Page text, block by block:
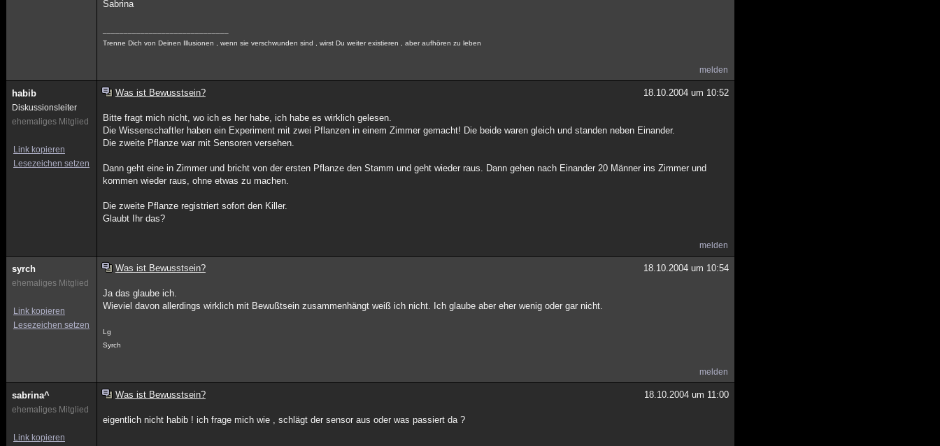
Sabrina
Trenne Dich von Deinen Illusionen , wenn sie verschwunden sind , wirst Du weiter existieren , aber aufhören zu leben
melden
habib
Diskussionsleiter
ehemaliges Mitglied
Link kopieren
Lesezeichen setzen
Was ist Bewusstsein? 18.10.2004 um 10:52
Bitte fragt mich nicht, wo ich es her habe, ich habe es wirklich gelesen.
Die Wissenschaftler haben ein Experiment mit zwei Pflanzen in einem Zimmer gemacht! Die beide waren gleich und standen neben Einander.
Die zweite Pflanze war mit Sensoren versehen.
Dann geht eine in Zimmer und bricht von der ersten Pflanze den Stamm und geht wieder raus. Dann gehen nach Einander 20 Männer ins Zimmer und
kommen wieder raus, ohne etwas zu machen.
Die zweite Pflanze registriert sofort den Killer.
Glaubt Ihr das?
melden
syrch
ehemaliges Mitglied
Link kopieren
Lesezeichen setzen
Was ist Bewusstsein? 18.10.2004 um 10:54
Ja das glaube ich.
Wieviel davon allerdings wirklich mit Bewußtsein zusammenhängt weiß ich nicht. Ich glaube aber eher wenig oder gar nicht.
Lg
Syrch
melden
sabrina^
ehemaliges Mitglied
Link kopieren
Was ist Bewusstsein? 18.10.2004 um 11:00
eigentlich nicht habib ! ich frage mich wie , schlägt der sensor aus oder was passiert da ?